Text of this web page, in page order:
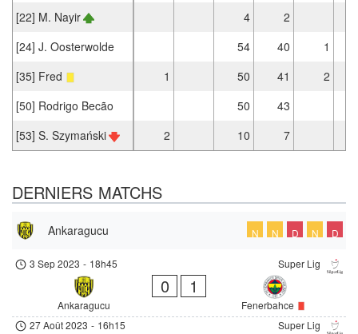
[22] M. Nayir
4
2
[24] J. Oosterwolde
54 40
1
[35] Fred
1 50 41
2
[50] Rodrigo Becão
50
43
[53] S. Szymański
2 10 7
DERNIERS MATCHS
Ankaragucu N N D N D
Super Lig
3 Sep 2023 - 18h45
Ankaragucu
0 1
Fenerbahce
Super Lig
27 Août 2023 - 16h15